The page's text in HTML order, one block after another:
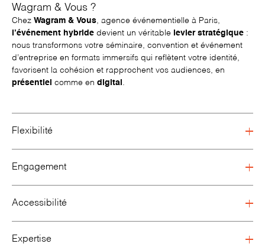
Wagram & Vous ?
Chez Wagram & Vous, agence événementielle à Paris,
l’événement hybride devient un véritable levier stratégique :
nous transformons votre séminaire, convention et événement
d’entreprise en formats immersifs qui reflètent votre identité,
favorisent la cohésion et rapprochent vos audiences, en
présentiel comme en digital .
Flexibilité
Engagement
Accessibilité
Expertise